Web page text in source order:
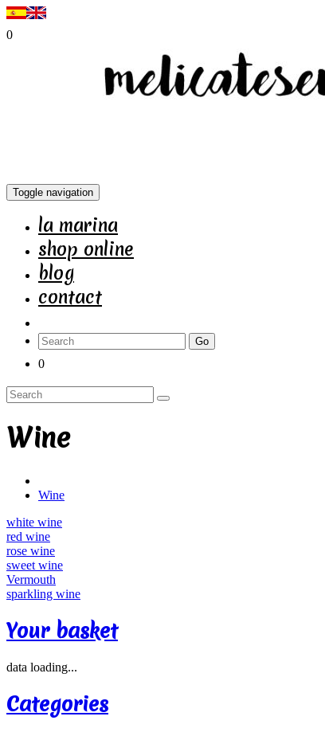
0
Toggle navigation
la marina
shop online
blog
contact
Go
0
Wine
Wine
white wine
red wine
rose wine
sweet wine
Vermouth
sparkling wine
Your basket
data loading...
Categories